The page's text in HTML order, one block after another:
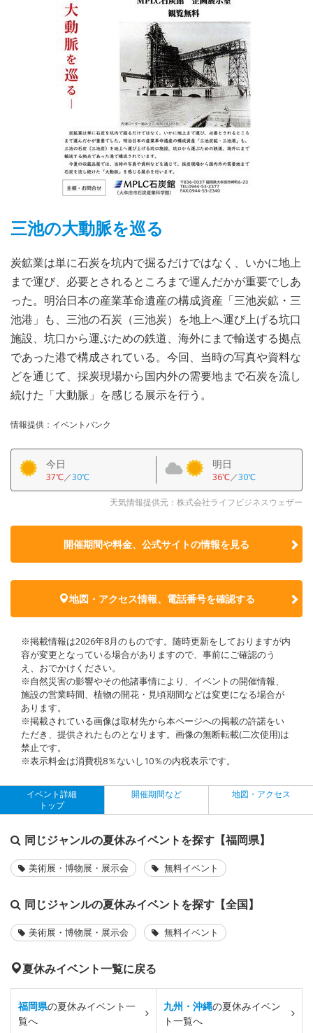
三池の大動脈を巡る
炭鉱業は単に石炭を坑内で掘るだけではなく、いかに地上
まで運び、必要とされるところまで運んだかが重要でしあ
った。明治日本の産業革命遺産の構成資産「三池炭鉱・三
池港」も、三池の石炭（三池炭）を地上へ運び上げる坑口
施設、坑口から運ぶための鉄道、海外にまで輸送する拠点
であった港で構成されている。今回、当時の写真や資料な
どを通じて、採炭現場から国内外の需要地まで石炭を流し
続けた「大動脈」を感じる展示を行う。
情報提供：イベントバンク
今日
37℃／30℃
明日
36℃／30℃
天気情報提供元：株式会社ライフビジネスウェザー
開催期間や料金、公式サイトの情報を見る
地図・アクセス情報、電話番号を確認する
※掲載情報は2026年8月のものです。随時更新をしておりますが内
容が変更となっている場合がありますので、事前にご確認のう
え、おでかけください。
※自然災害の影響やその他諸事情により、イベントの開催情報、
施設の営業時間、植物の開花・見頃期間などは変更になる場合が
あります。
※掲載されている画像は取材先から本ページへの掲載の許諾をい
ただき、提供されたものとなります。画像の無断転載(二次使用)は
禁止です。
※表示料金は消費税8％ないし10％の内税表示です。
イベント詳細
トップ
開催期間など 地図・アクセス
同じジャンルの夏休みイベントを探す【福岡県】
美術展・博物展・展示会 無料イベント
同じジャンルの夏休みイベントを探す【全国】
美術展・博物展・展示会 無料イベント
夏休みイベント一覧に戻る
福岡県の夏休みイベント一
覧へ
九州・沖縄の夏休みイベン
ト一覧へ